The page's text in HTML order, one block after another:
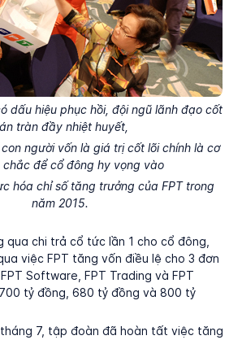
dấu hiệu phục hồi, đội ngũ lãnh đạo cốt
tràn đầy nhiệt huyết,
người vốn là giá trị cốt lõi chính là cơ
chắc để cổ đông hy vọng vào
hóa chỉ số tăng trưởng của FPT trong
năm 2015.
qua chi trả cổ tức lần 1 cho cổ đông,
việc FPT tăng vốn điều lệ cho 3 đơn
Software, FPT Trading và FPT
tỷ đồng, 680 tỷ đồng và 800 tỷ
7, tập đoàn đã hoàn tất việc tăng